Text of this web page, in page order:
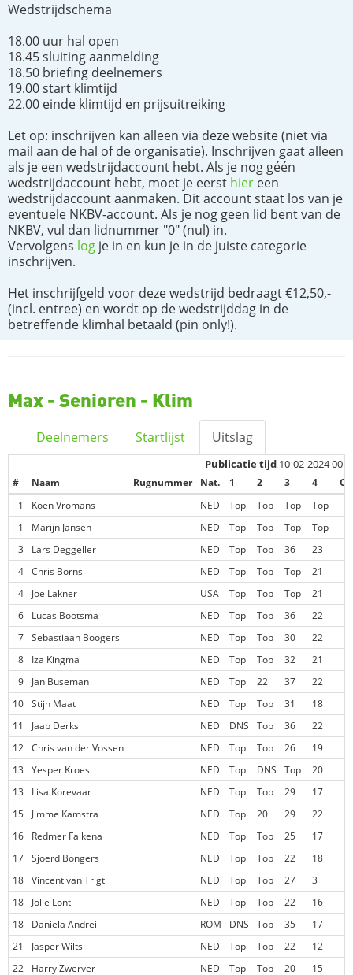
Wedstrijdschema
18.00 uur hal open
18.45 sluiting aanmelding
18.50 briefing deelnemers
19.00 start klimtijd
22.00 einde klimtijd en prijsuitreiking
Let op: inschrijven kan alleen via deze website (niet via
mail aan de hal of de organisatie). Inschrijven gaat alleen
als je een wedstrijdaccount hebt. Als je nog géén
wedstrijdaccount hebt, moet je eerst hier een
wedstrijdaccount aanmaken. Dit account staat los van je
eventuele NKBV-account. Als je nog geen lid bent van de
NKBV, vul dan lidnummer "0" (nul) in.
Vervolgens log je in en kun je in de juiste categorie
inschrijven.
Het inschrijfgeld voor deze wedstrijd bedraagt €12,50,-
(incl. entree) en wordt op de wedstrijddag in de
betreffende klimhal betaald (pin only!).
Max - Senioren - Klim
Deelnemers Startlijst Uitslag
Publicatie tijd 10-02-2024
# Naam Rugnummer Nat. 1 2 3 4
1
Koen Vromans NED Top Top Top
Top
1
Marijn Jansen NED Top Top Top
Top
3
Lars Deggeller NED Top Top 36
23
4 Chris Borns NED Top Top Top
21
4
Joe Lakner USA Top Top Top
21
6
Lucas Bootsma NED Top Top 36
22
7 Sebastiaan Boogers NED Top Top 30
22
8
Iza Kingma NED Top Top 32
21
9
Jan Buseman NED Top 22 37
22
10 Stijn Maat NED Top Top 31
18
11
Jaap Derks NED DNS Top 36
22
12 Chris van der Vossen NED Top Top 26
19
13
Yesper Kroes NED Top DNS Top
20
13
Lisa Korevaar NED Top Top 29
17
15
Jimme Kamstra NED Top 20 29
22
16
Redmer Falkena NED Top Top 25
17
17 Sjoerd Bongers NED Top Top 22
18
18 Vincent van Trigt NED Top Top 27
3
18
Jolle Lont NED Top Top 22
16
18
Daniela Andrei ROM DNS Top 35
17
21
Jasper Wilts NED Top Top 22
12
22
Harry Zwerver NED Top Top 20 15